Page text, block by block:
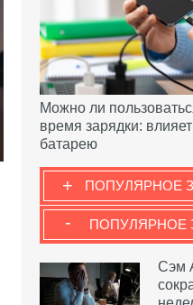
Можно ли
время зарядки:
батарею
ПОПУЛЯРНОЕ
+
ПОПУЛЯРНОЕ
-
Сэм